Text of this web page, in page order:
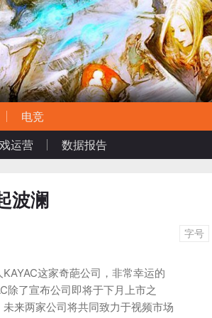
电竞
运营 数据报告
波澜
字号
这家奇葩公司，非常幸运的
除了宣布公司即将于下月上市之
来两家公司将共同致力于视频市场